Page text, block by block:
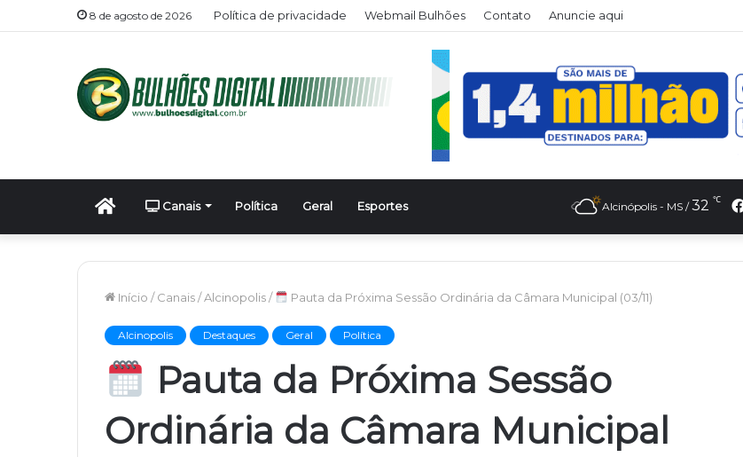
8 de agosto de 2026 Política de privacidade Webmail Bulhões Contato Anuncie aqui
Início Canais Política Geral Esportes Alcinópolis - MS / 32 ℃
Início / Canais/Alcinopolis/ Pauta da Próxima Sessão Ordinária da Câmara Municipal (03/11)
Alcinopolis Destaques Geral Política
Pauta da Próxima Sessão
Ordinária da Câmara Municipal